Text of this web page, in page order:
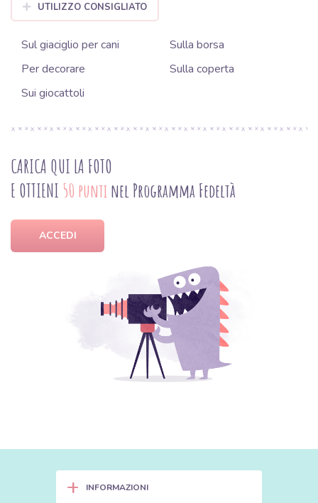
UTILIZZO CONSIGLIATO
Sul giaciglio per cani
Sulla borsa
Per decorare
Sulla coperta
Sui giocattoli
CARICA QUI LA FOTO
E OTTIENI 50 punti nel Programma Fedeltà
ACCEDI
+ INFORMAZIONI